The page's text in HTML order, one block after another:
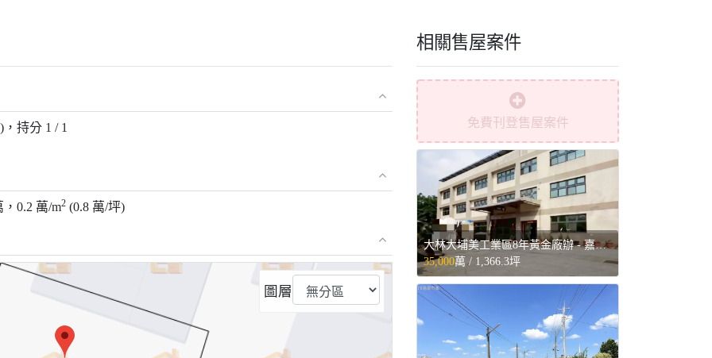
持分 1 / 1
0.2 萬/m2 (0.8 萬/坪)
⤢
圖層
相關售屋案件
免費刊登售屋案件
大林大埔美工業區8年黃金廠辦 - 嘉義縣大林鎮售屋
35,000萬 / 1,366.3坪